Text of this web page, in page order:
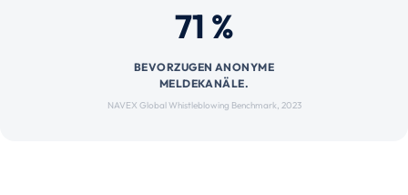
71 %
BEVORZUGEN ANONYME
MELDEKANÄLE.
NAVEX Global Whistleblowing Benchmark, 2023